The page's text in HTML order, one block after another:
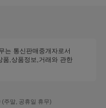
는 통신판매중개자로서
품,상품정보,거래와 관한
주말, 공휴일 휴무)